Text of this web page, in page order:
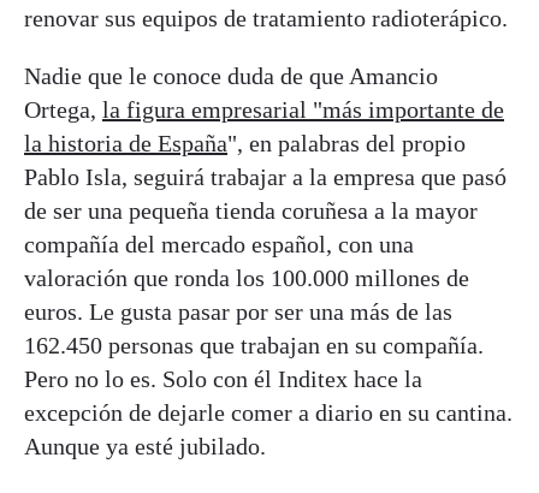
renovar sus equipos de tratamiento radioterápico.
Nadie que le conoce duda de que Amancio
Ortega, la figura empresarial "más importante de
la historia de España", en palabras del propio
Pablo Isla, seguirá trabajar a la empresa que pasó
de ser una pequeña tienda coruñesa a la mayor
compañía del mercado español, con una
valoración que ronda los 100.000 millones de
euros. Le gusta pasar por ser una más de las
162.450 personas que trabajan en su compañía.
Pero no lo es. Solo con él Inditex hace la
excepción de dejarle comer a diario en su cantina.
Aunque ya esté jubilado.